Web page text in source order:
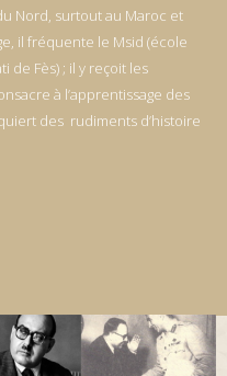
Nord, surtout au Maroc et
il fréquente le Msid (école
de Fès) ; il y reçoit les
à l’apprentissage des
des rudiments d’histoire